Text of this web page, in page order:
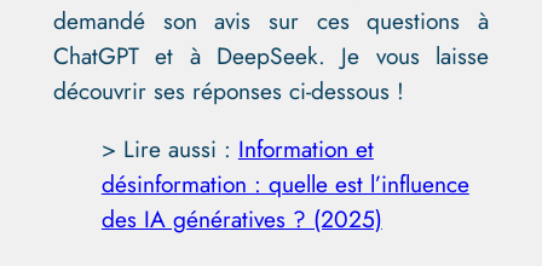
demandé son avis sur ces questions à
ChatGPT et à DeepSeek. Je vous laisse
découvrir ses réponses ci-dessous !
> Lire aussi : Information et
désinformation : quelle est l’influence
des IA génératives ? (2025)